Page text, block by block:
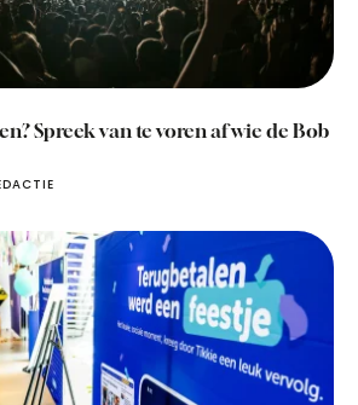
Spreek van te voren af wie de Bob